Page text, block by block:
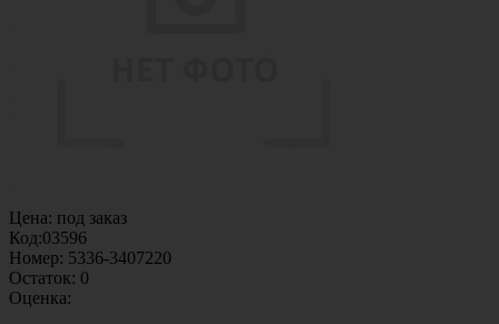
Цена: под заказ
Код:03596
Номер: 5336-3407220
Остаток: 0
Оценка: